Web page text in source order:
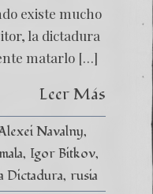
existe mucho
la dictadura
matarlo […]
Leer Más
Navalny
Igor Bitkov
Dictadura rusia